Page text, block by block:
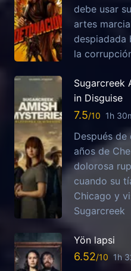
debe usar
artes
despiadada
la
Sugarcreek
in Disguise
7.5 1h
Después
años de
dolorosa
cuando su
Chicago y
Sugarcreek
Yön lapsi
6.52 1h